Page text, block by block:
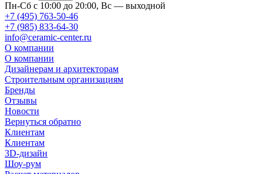
Пн-Сб с 10:00 до 20:00, Вс — выходной
+7 (495) 763-50-46
+7 (985) 833-64-30
info@ceramic-center.ru
О компании
О компании
Дизайнерам и архитекторам
Строительным организациям
Бренды
Отзывы
Новости
Вернуться обратно
Клиентам
Клиентам
3D-дизайн
Шоу-рум